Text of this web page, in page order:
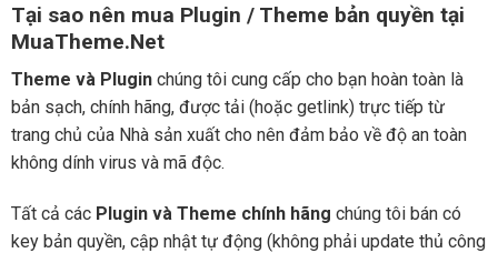
Tại sao nên mua Plugin / Theme bản quyền tại
MuaTheme.Net
Theme và Plugin chúng tôi cung cấp cho bạn hoàn toàn là
bản sạch, chính hãng, được tải (hoặc getlink) trực tiếp từ
trang chủ của Nhà sản xuất cho nên đảm bảo về độ an toàn
không dính virus và mã độc.
Tất cả các Plugin và Theme chính hãng chúng tôi bán có
key bản quyền, cập nhật tự động (không phải update thủ công